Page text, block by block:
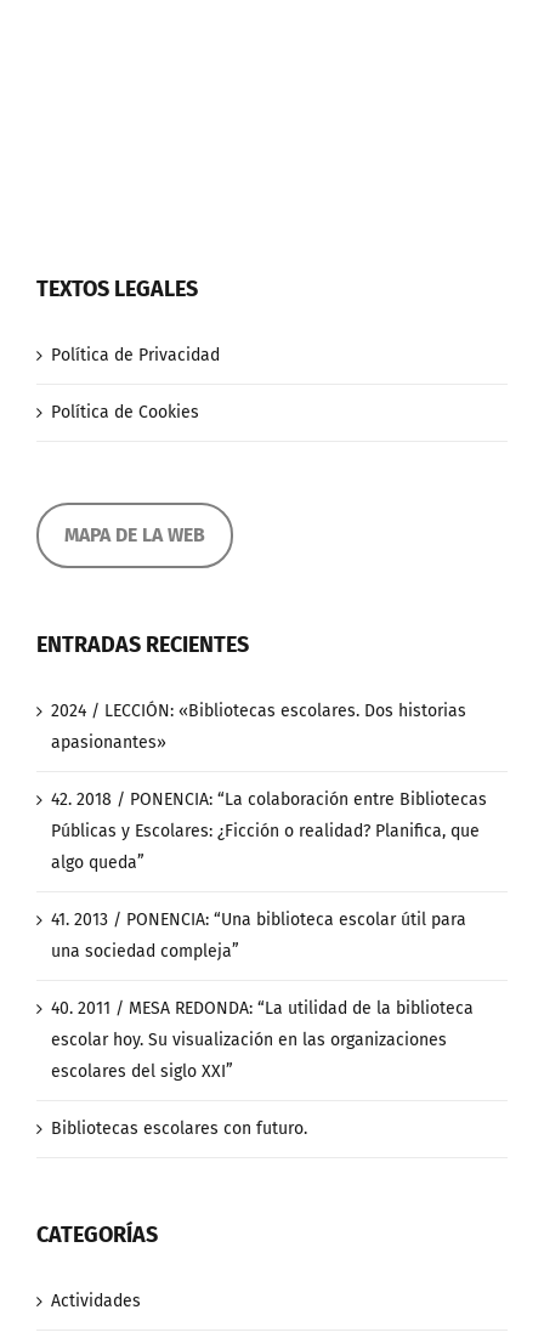
TEXTOS LEGALES
Política de Privacidad
Política de Cookies
MAPA DE LA WEB
ENTRADAS RECIENTES
2024 / LECCIÓN: «Bibliotecas escolares. Dos historias
apasionantes»
42. 2018 / PONENCIA: “La colaboración entre Bibliotecas
Públicas y Escolares: ¿Ficción o realidad? Planifica, que
algo queda”
41. 2013 / PONENCIA: “Una biblioteca escolar útil para
una sociedad compleja”
40. 2011 / MESA REDONDA: “La utilidad de la biblioteca
escolar hoy. Su visualización en las organizaciones
escolares del siglo XXI”
Bibliotecas escolares con futuro.
CATEGORÍAS
Actividades